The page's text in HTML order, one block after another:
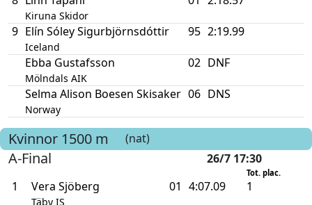
Kiruna Skidor
9 Elín Sóley Sigurbjörnsdóttir
Iceland
95 2:19.99
Ebba Gustafsson
Mölndals AIK
02 DNF
Selma Alison Boesen Skisaker
Norway
06 DNS
Kvinnor 1500 m (nat)
A-Final 26/7 17:30
Tot. plac.
1 Vera Sjöberg
Täby IS
01 4:07.09 1